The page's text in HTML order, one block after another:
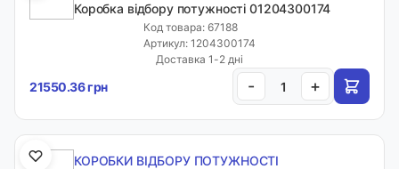
Коробка відбору потужності 01204300174
Код товара: 67188
Артикул: 1204300174
Доставка 1-2 дні
21550.36 грн - +
КОРОБКИ ВІДБОРУ ПОТУЖНОСТІ